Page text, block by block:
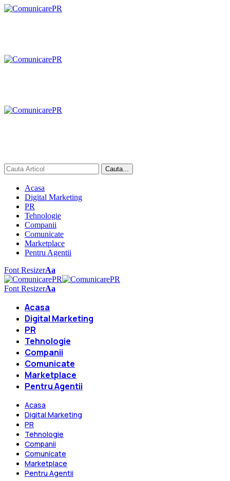
Acasa
Digital Marketing
PR
Tehnologie
Companii
Comunicate
Marketplace
Pentru Agentii
Font ResizerAa
Font ResizerAa
Acasa
Digital Marketing
PR
Tehnologie
Companii
Comunicate
Marketplace
Pentru Agentii
Acasa
Digital Marketing
PR
Tehnologie
Companii
Comunicate
Marketplace
Pentru Agentii